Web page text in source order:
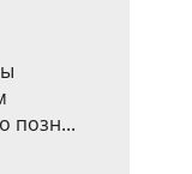
позн...